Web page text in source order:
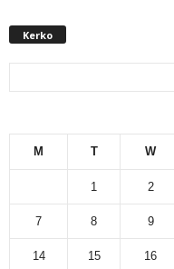
Kerko
M T W
1 2
7 8 9
14 15 16